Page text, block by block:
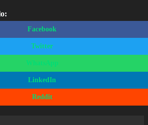
Facebook
Twitter
WhatsApp
LinkedIn
Reddit